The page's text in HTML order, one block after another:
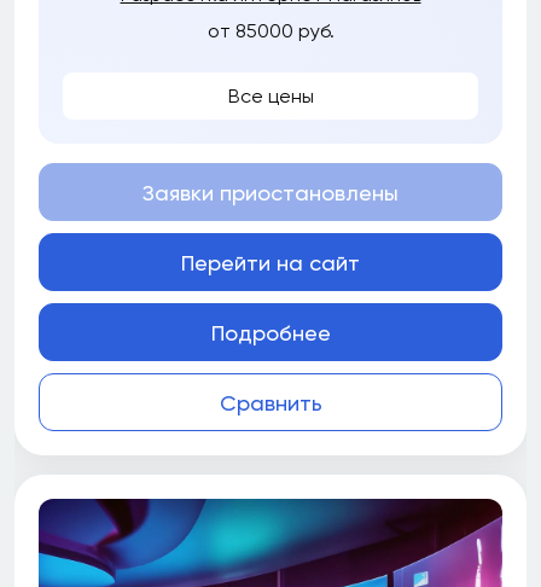
от 85000 руб.
Все цены
Сравнить
Заявки приостановлены
Перейти на сайт
Подробнее